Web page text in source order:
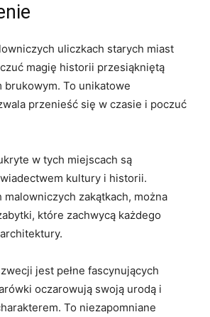
uliczkach ‌starych miast
magię ​historii przesiąkniętą
brukowym. To unikatowe
‍przenieść się w czasie i poczuć
w tych miejscach ‍są
kultury i historii.
malowniczych ⁤zakątkach, można
które zachwycą ‌każdego
jest pełne fascynujących
oczarowują ‍swoją ⁣urodą ⁣i
To ‍niezapomniane